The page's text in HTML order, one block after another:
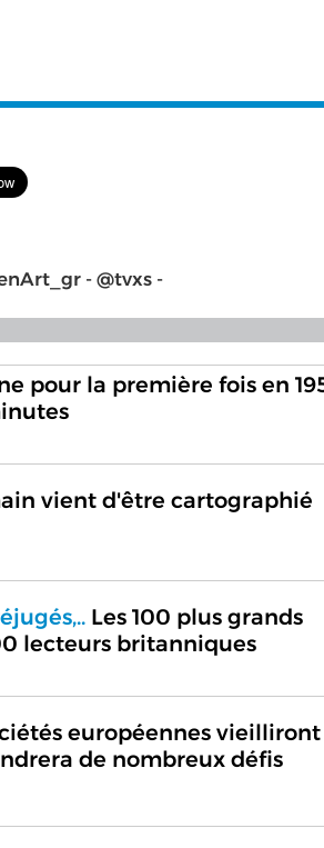
- @tvxs -
pour la première fois en
vient d'être cartographié
Les 100 plus grands
lecteurs britanniques
européennes vieilliront
de nombreux défis